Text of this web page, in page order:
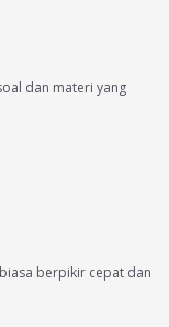
dan materi yang
berpikir cepat dan